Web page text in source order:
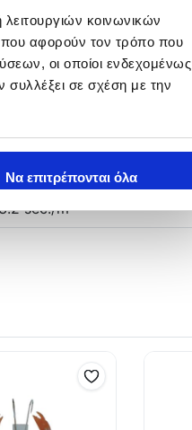
κοινωνικών
που αφορούν τον τρόπο που
οι οποίοι ενδεχομένως
συλλέξει σε σχέση με την
Να επιτρέπονται όλα
ΤΑΧΥΤΗΤΑ ΒΥΘΙΣΗΣ
sec./m